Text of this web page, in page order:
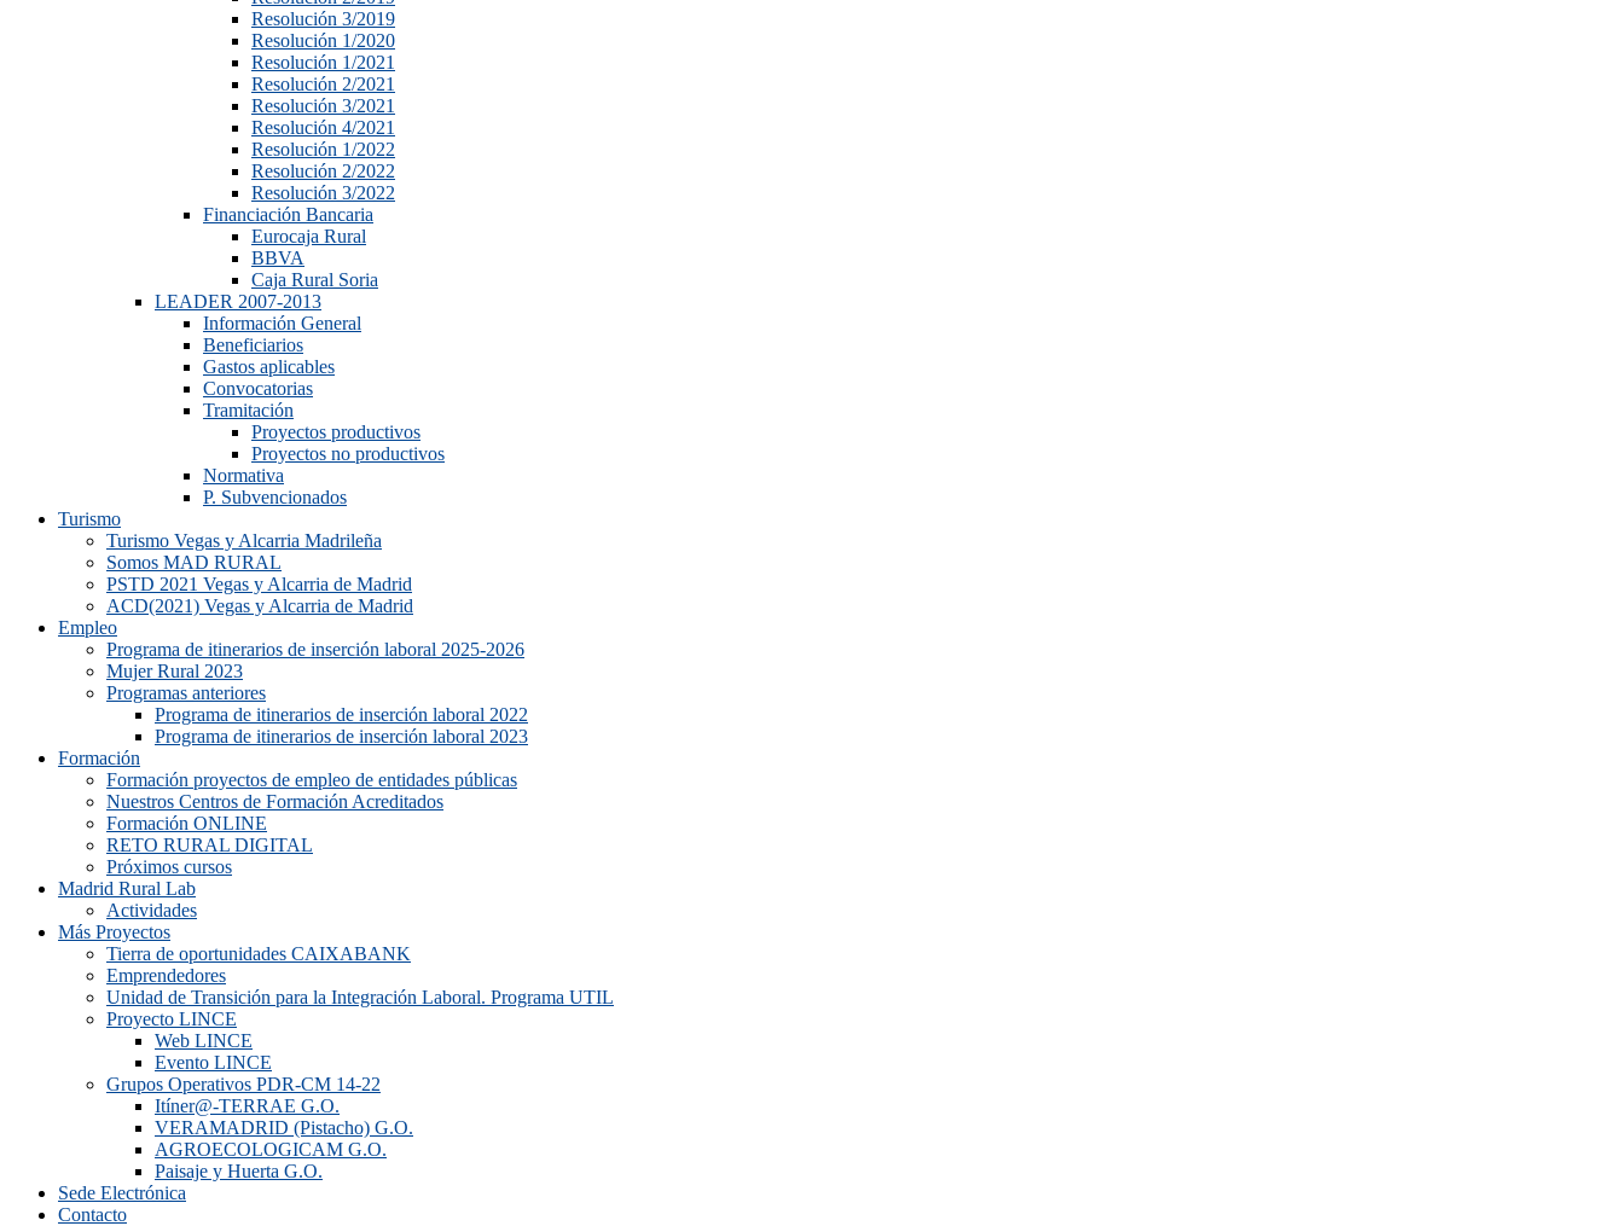
Resolución 3/2019
Resolución 1/2020
Resolución 1/2021
Resolución 2/2021
Resolución 3/2021
Resolución 4/2021
Resolución 1/2022
Resolución 2/2022
Resolución 3/2022
Financiación Bancaria
Eurocaja Rural
BBVA
Caja Rural Soria
LEADER 2007-2013
Información General
Beneficiarios
Gastos aplicables
Convocatorias
Tramitación
Proyectos productivos
Proyectos no productivos
Normativa
P. Subvencionados
Turismo
Turismo Vegas y Alcarria Madrileña
Somos MAD RURAL
PSTD 2021 Vegas y Alcarria de Madrid
ACD(2021) Vegas y Alcarria de Madrid
Empleo
Programa de itinerarios de inserción laboral 2025-2026
Mujer Rural 2023
Programas anteriores
Programa de itinerarios de inserción laboral 2022
Programa de itinerarios de inserción laboral 2023
Formación
Formación proyectos de empleo de entidades públicas
Nuestros Centros de Formación Acreditados
Formación ONLINE
RETO RURAL DIGITAL
Próximos cursos
Madrid Rural Lab
Actividades
Más Proyectos
Tierra de oportunidades CAIXABANK
Emprendedores
Unidad de Transición para la Integración Laboral. Programa UTIL
Proyecto LINCE
Web LINCE
Evento LINCE
Grupos Operativos PDR-CM 14-22
Itíner@-TERRAE G.O.
VERAMADRID (Pistacho) G.O.
AGROECOLOGICAM G.O.
Paisaje y Huerta G.O.
Sede Electrónica
Contacto